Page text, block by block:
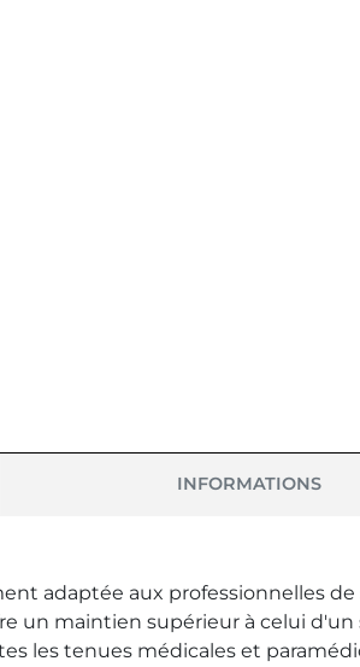
INFORMATIONS
adaptée aux professionnelles
un maintien supérieur à celui
les tenues médicales et